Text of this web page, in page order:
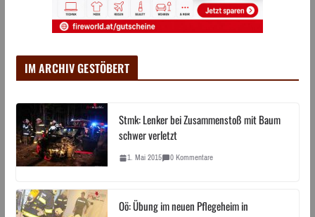
IM ARCHIV GESTÖBERT
Stmk: Lenker bei Zusammenstoß mit Baum
schwer verletzt
1. Mai 2015 0 Kommentare
Oö: Übung im neuen Pflegeheim in